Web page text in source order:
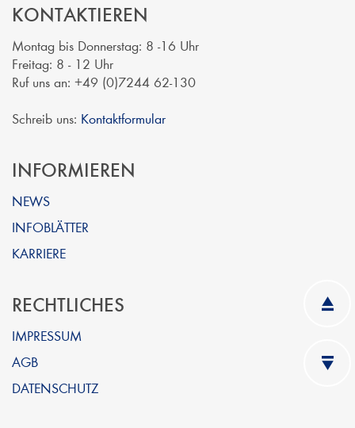
KONTAKTIEREN
Montag bis Donnerstag: 8 -16 Uhr
Freitag: 8 - 12 Uhr
Ruf uns an: +49 (0)7244 62-130
Schreib uns: Kontaktformular
INFORMIEREN
NEWS
INFOBLÄTTER
KARRIERE
RECHTLICHES
IMPRESSUM
AGB
DATENSCHUTZ